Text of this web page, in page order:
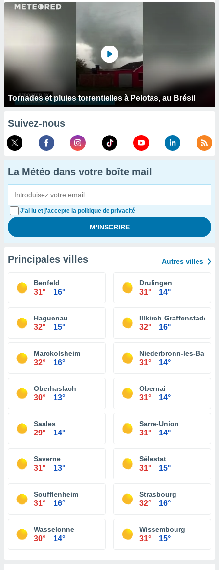
Tornades et pluies torrentielles à Pelotas, au Brésil
Suivez-nous
La Météo dans votre boîte mail
J'ai lu et j'accepte la politique de privacité
Principales villes Autres villes
Benfeld
31° 16°
Drulingen
31° 14°
Haguenau
32° 15°
Illkirch-Graffenstaden
32° 16°
Marckolsheim
32° 16°
Niederbronn-les-Bains
31° 14°
Oberhaslach
30° 13°
Obernai
31° 14°
Saales
29° 14°
Sarre-Union
31° 14°
Saverne
31° 13°
Sélestat
31° 15°
Soufflenheim
31° 16°
Strasbourg
32° 16°
Wasselonne
30° 14°
Wissembourg
31° 15°